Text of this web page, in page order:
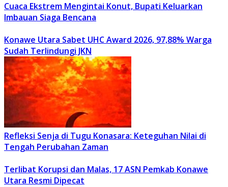
Cuaca Ekstrem Mengintai Konut, Bupati Keluarkan
Imbauan Siaga Bencana
Konawe Utara Sabet UHC Award 2026, 97,88% Warga
Sudah Terlindungi JKN
Refleksi Senja di Tugu Konasara: Keteguhan Nilai di
Tengah Perubahan Zaman
Terlibat Korupsi dan Malas, 17 ASN Pemkab Konawe
Utara Resmi Dipecat